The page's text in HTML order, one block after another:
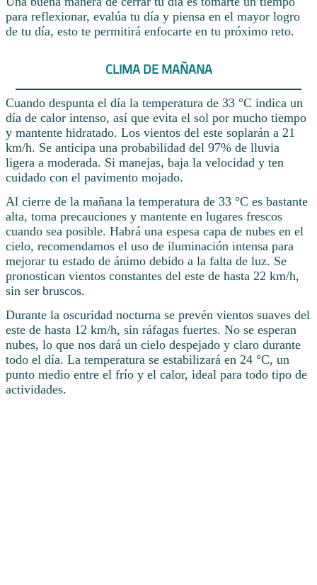
para reflexionar, evalúa tu día y piensa en el mayor logro
de tu día, esto te permitirá enfocarte en tu próximo reto.
CLIMA DE MAÑANA
Cuando despunta el día la temperatura de 33 °C indica un
día de calor intenso, así que evita el sol por mucho tiempo
y mantente hidratado. Los vientos del este soplarán a 21
km/h. Se anticipa una probabilidad del 97% de lluvia
ligera a moderada. Si manejas, baja la velocidad y ten
cuidado con el pavimento mojado.
Al cierre de la mañana la temperatura de 33 °C es bastante
alta, toma precauciones y mantente en lugares frescos
cuando sea posible. Habrá una espesa capa de nubes en el
cielo, recomendamos el uso de iluminación intensa para
mejorar tu estado de ánimo debido a la falta de luz. Se
pronostican vientos constantes del este de hasta 22 km/h,
sin ser bruscos.
Durante la oscuridad nocturna se prevén vientos suaves del
este de hasta 12 km/h, sin ráfagas fuertes. No se esperan
nubes, lo que nos dará un cielo despejado y claro durante
todo el día. La temperatura se estabilizará en 24 °C, un
punto medio entre el frío y el calor, ideal para todo tipo de
actividades.